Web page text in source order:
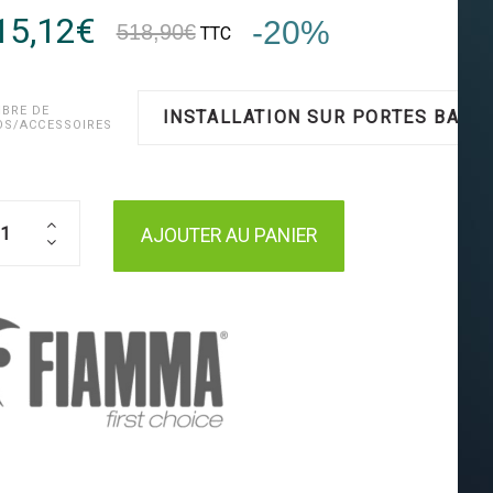
518,90€TTC -20%
DE
ACCESSOIRES
INSTALLATION SUR PORTES
AJOUTER AU PANIER